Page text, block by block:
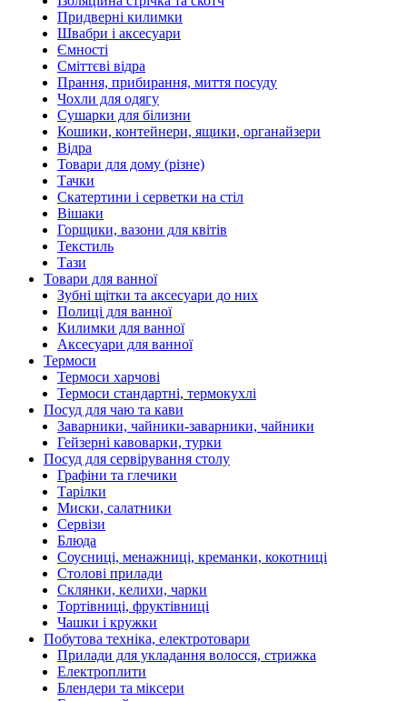
Придверні килимки
Швабри і аксесуари
Ємності
Сміттєві відра
Прання, прибирання, миття посуду
Чохли для одягу
Сушарки для білизни
Кошики, контейнери, ящики, органайзери
Відра
Товари для дому (різне)
Тачки
Скатертини і серветки на стіл
Вішаки
Горщики, вазони для квітів
Текстиль
Тази
Товари для ванної
Зубні щітки та аксесуари до них
Полиці для ванної
Килимки для ванної
Аксесуари для ванної
Термоси
Термоси харчові
Термоси стандартні, термокухлі
Посуд для чаю та кави
Заварники, чайники-заварники, чайники
Гейзерні кавоварки, турки
Посуд для сервірування столу
Графіни та глечики
Тарілки
Миски, салатники
Сервізи
Блюда
Соусниці, менажниці, креманки, кокотниці
Столові прилади
Склянки, келихи, чарки
Тортівниці, фруктівниці
Чашки і кружки
Побутова техніка, електротовари
Прилади для укладання волосся, стрижка
Електроплити
Блендери та міксери